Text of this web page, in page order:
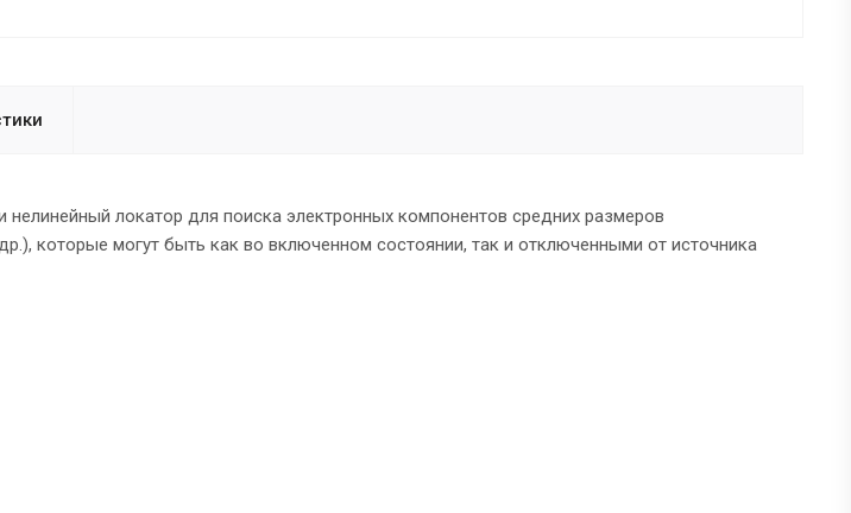
локатор для поиска электронных компонентов средних размеров
которые могут быть как во включенном состоянии, так и отключенными от источника